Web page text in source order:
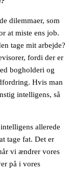
dilemmaer, som
at miste ens job.
tage mit arbejde?
fordi der er
bogholderi og
Hvis man
intelligens, så
allerede
tage fat. Det er
vi ændrer vores
på i vores